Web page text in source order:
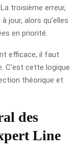
troisième erreur,
jour, alors qu’elles
en priorité.
efficace, il faut
C’est cette logique
théorique et
des
Line